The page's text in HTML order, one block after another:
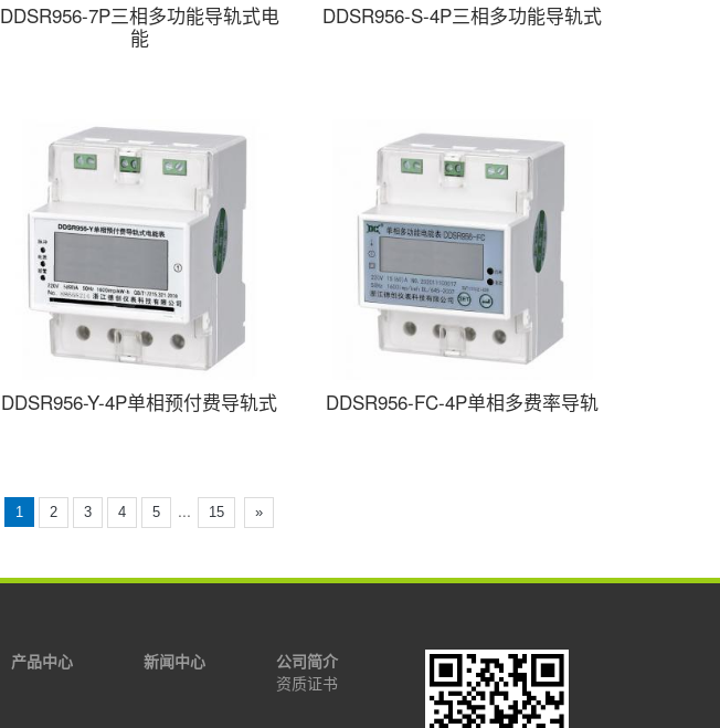
DDSR956-7P三相多功能导轨式电
能
DDSR956-S-4P三相多功能导轨式
DDSR956-Y-4P单相预付费导轨式 DDSR956-FC-4P单相多费率导轨
1 2 3 4 5 ... 15 »
产品中心 新闻中心
公司简介
资质证书